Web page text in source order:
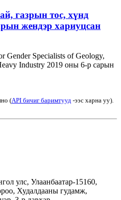
газрын тос, хүнд
жендэр хариуцсан
Gender Specialists of Geology,
Industry 2019 оны 6-р сарын
(API бичиг баримтууд -ээс харна уу).
улс, Улаанбаатар-15160,
Худалдааны гудамж,